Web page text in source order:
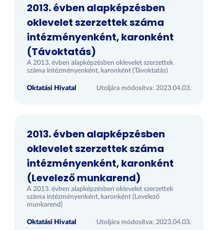
2013. évben alapképzésben
oklevelet szerzettek száma
intézményenként, karonként
(Távoktatás)
A 2013. évben alapképzésben oklevelet szerzettek
száma intézményenként, karonként (Távoktatás)
Oktatási Hivatal Utoljára módosítva: 2023.04.03.
2013. évben alapképzésben
oklevelet szerzettek száma
intézményenként, karonként
(Levelező munkarend)
A 2013. évben alapképzésben oklevelet szerzettek
száma intézményenként, karonként (Levelező
munkarend)
Oktatási Hivatal Utoljára módosítva: 2023.04.03.